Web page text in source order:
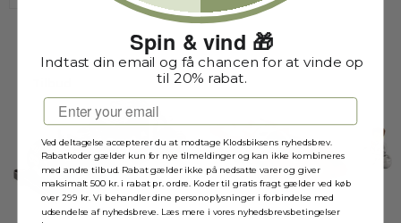
Spin & vind 🎁
Indtast din email og få chancen for at vinde op
til 20% rabat.
Email
Ved deltagelse accepterer du at modtage Klodsbiksens nyhedsbrev.
Rabatkoder gælder kun for nye tilmeldinger og kan ikke kombineres
med andre tilbud. Rabat gælder ikke på nedsatte varer og giver
maksimalt 500 kr. i rabat pr. ordre. Koder til gratis fragt gælder ved køb
over 299 kr. Vi behandler dine personoplysninger i forbindelse med
udsendelse af nyhedsbreve. Læs mere i vores nyhedsbrevsbetingelser